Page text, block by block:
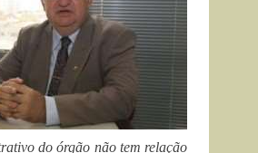
do órgão não tem relação